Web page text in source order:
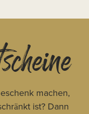
machen,
ist? Dann